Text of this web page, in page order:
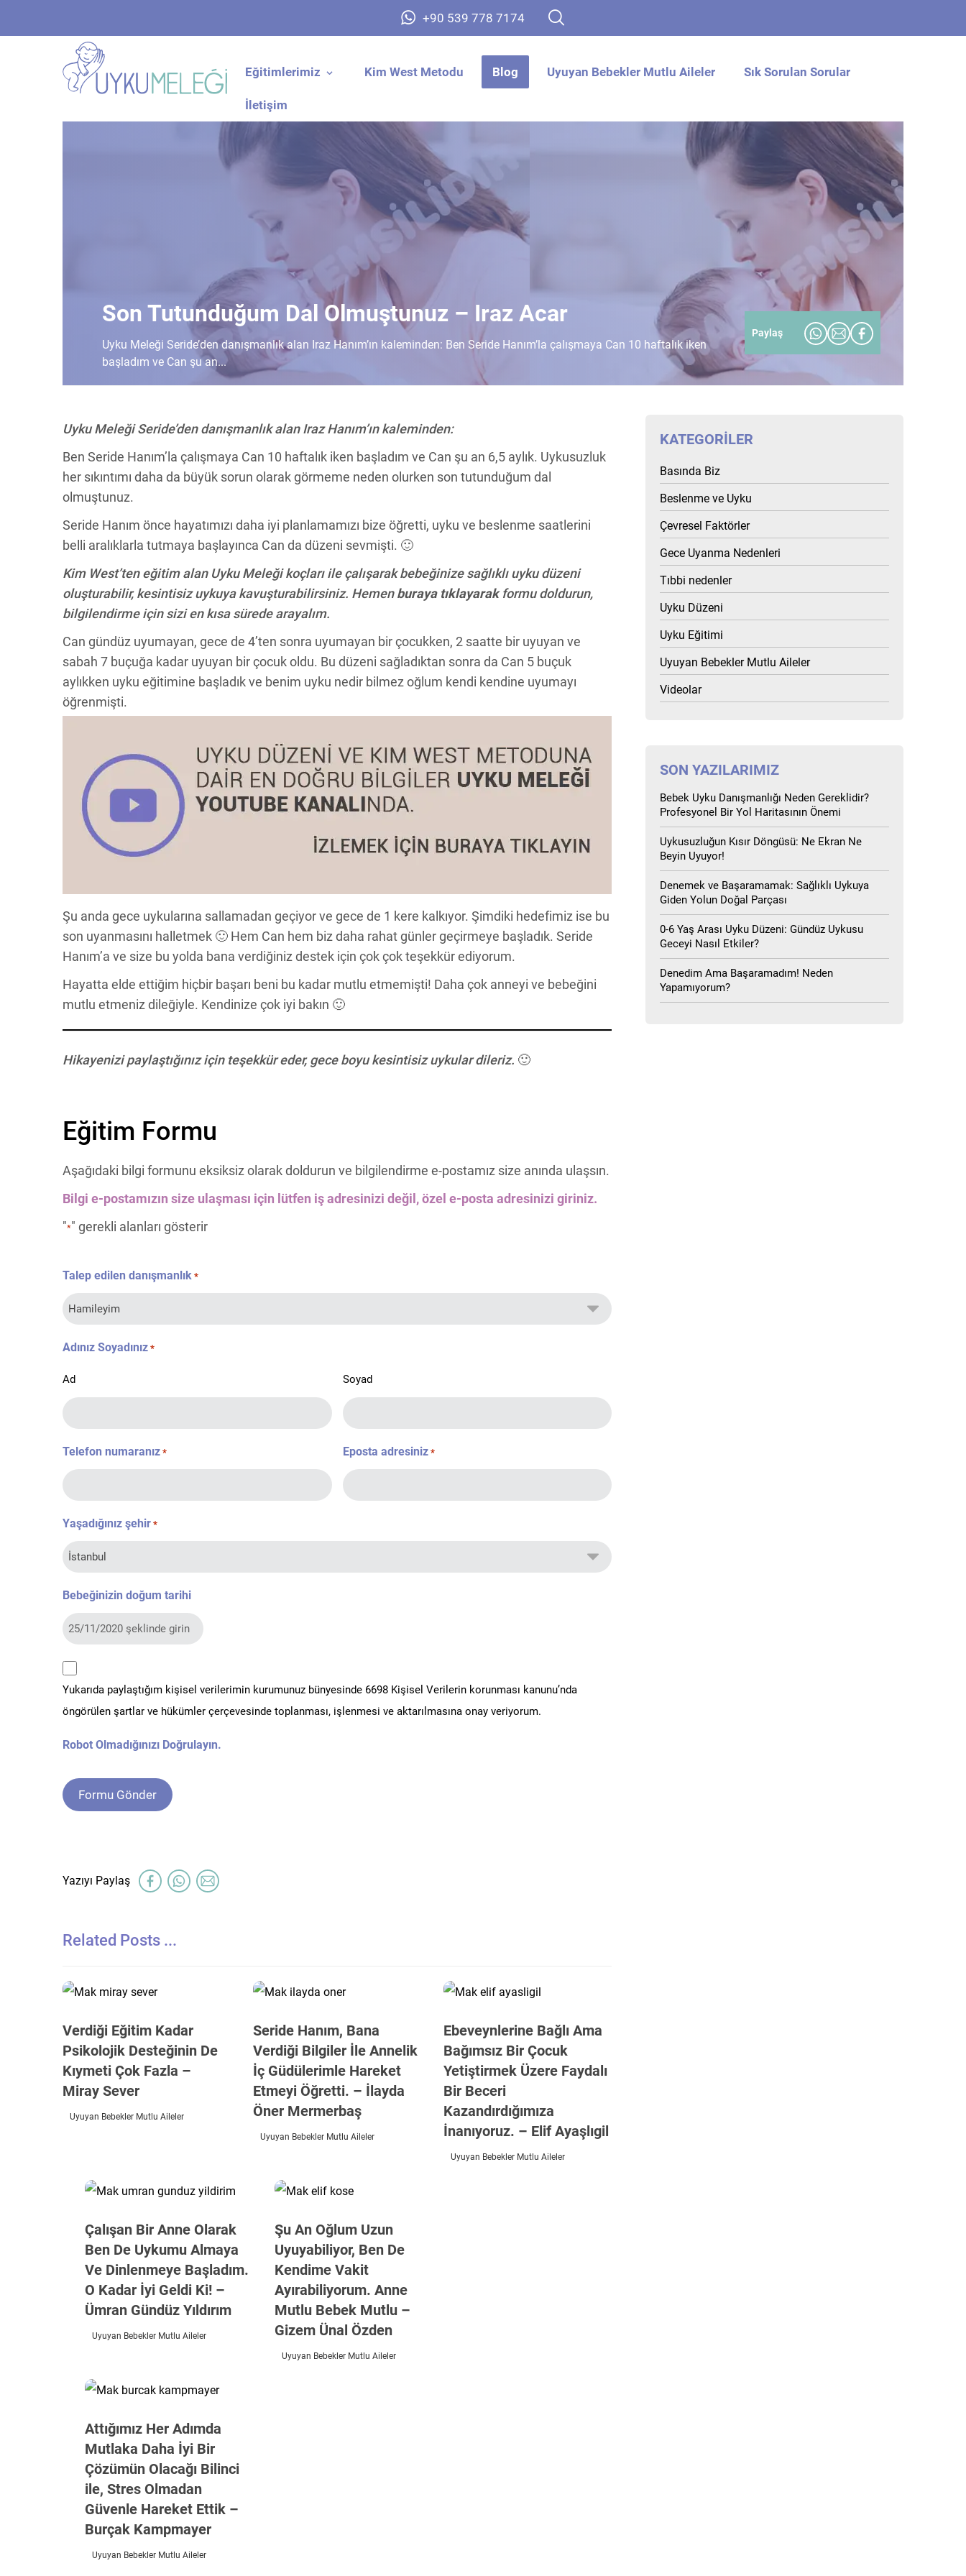
+90 539 778 7174
Eğitimlerimiz Kim West Metodu Blog Uyuyan Bebekler Mutlu Aileler Sık Sorulan Sorular
İletişim
Son Tutunduğum Dal Olmuştunuz – Iraz Acar
Uyku Meleği Seride’den danışmanlık alan Iraz Hanım’ın kaleminden: Ben Seride Hanım’la çalışmaya Can 10 haftalık iken
başladım ve Can şu an...
Paylaş
Uyku Meleği Seride’den danışmanlık alan Iraz Hanım’ın kaleminden:
Ben Seride Hanım’la çalışmaya Can 10 haftalık iken başladım ve Can şu an 6,5 aylık. Uykusuzluk
her sıkıntımı daha da büyük sorun olarak görmeme neden olurken son tutunduğum dal
olmuştunuz.
Seride Hanım önce hayatımızı daha iyi planlamamızı bize öğretti, uyku ve beslenme saatlerini
belli aralıklarla tutmaya başlayınca Can da düzeni sevmişti. 🙂
Kim West’ten eğitim alan Uyku Meleği koçları ile çalışarak bebeğinize sağlıklı uyku düzeni
oluşturabilir, kesintisiz uykuya kavuşturabilirsiniz. Hemenburaya tıklayarakformu doldurun,
bilgilendirme için sizi en kısa sürede arayalım.
Can gündüz uyumayan, gece de 4’ten sonra uyumayan bir çocukken, 2 saatte bir uyuyan ve
sabah 7 buçuğa kadar uyuyan bir çocuk oldu. Bu düzeni sağladıktan sonra da Can 5 buçuk
aylıkken uyku eğitimine başladık ve benim uyku nedir bilmez oğlum kendi kendine uyumayı
öğrenmişti.
Şu anda gece uykularına sallamadan geçiyor ve gece de 1 kere kalkıyor. Şimdiki hedefimiz ise bu
son uyanmasını halletmek 🙂 Hem Can hem biz daha rahat günler geçirmeye başladık. Seride
Hanım’a ve size bu yolda bana verdiğiniz destek için çok çok teşekkür ediyorum.
Hayatta elde ettiğim hiçbir başarı beni bu kadar mutlu etmemişti! Daha çok anneyi ve bebeğini
mutlu etmeniz dileğiyle. Kendinize çok iyi bakın 🙂
Hikayenizi paylaştığınız için teşekkür eder, gece boyu kesintisiz uykular dileriz. 🙂
Eğitim Formu
Aşağıdaki bilgi formunu eksiksiz olarak doldurun ve bilgilendirme e-postamız size anında ulaşsın.
Bilgi e-postamızın size ulaşması için lütfen iş adresinizi değil, özel e-posta adresinizi giriniz.
"*" gerekli alanları gösterir
Talep edilen danışmanlık *
Adınız Soyadınız *
Ad Soyad
Telefon numaranız * Eposta adresiniz *
Yaşadığınız şehir *
Bebeğinizin doğum tarihi
kvkk
*
Yukarıda paylaştığım kişisel verilerimin kurumunuz bünyesinde 6698 Kişisel Verilerin korunması kanunu’nda
öngörülen şartlar ve hükümler çerçevesinde toplanması, işlenmesi ve aktarılmasına onay veriyorum.
Robot Olmadığınızı Doğrulayın.
Related Posts ...
Verdiği Eğitim Kadar
Psikolojik Desteğinin De
Kıymeti Çok Fazla –
Miray Sever
Uyuyan Bebekler Mutlu Aileler
Seride Hanım, Bana
Verdiği Bilgiler İle Annelik
İç Güdülerimle Hareket
Etmeyi Öğretti. – İlayda
Öner Mermerbaş
Uyuyan Bebekler Mutlu Aileler
Ebeveynlerine Bağlı Ama
Bağımsız Bir Çocuk
Yetiştirmek Üzere Faydalı
Bir Beceri
Kazandırdığımıza
İnanıyoruz. – Elif Ayaşlıgil
Uyuyan Bebekler Mutlu Aileler
Çalışan Bir Anne Olarak
Ben De Uykumu Almaya
Ve Dinlenmeye Başladım.
O Kadar İyi Geldi Ki! –
Ümran Gündüz Yıldırım
Uyuyan Bebekler Mutlu Aileler
Şu An Oğlum Uzun
Uyuyabiliyor, Ben De
Kendime Vakit
Ayırabiliyorum. Anne
Mutlu Bebek Mutlu –
Gizem Ünal Özden
Uyuyan Bebekler Mutlu Aileler
Attığımız Her Adımda
Mutlaka Daha İyi Bir
Çözümün Olacağı Bilinci
ile, Stres Olmadan
Güvenle Hareket Ettik –
Burçak Kampmayer
Uyuyan Bebekler Mutlu Aileler
KATEGORILER
Basında Biz
Beslenme ve Uyku
Çevresel Faktörler
Gece Uyanma Nedenleri
Tıbbi nedenler
Uyku Düzeni
Uyku Eğitimi
Uyuyan Bebekler Mutlu Aileler
Videolar
SON YAZILARIMIZ
Bebek Uyku Danışmanlığı Neden Gereklidir?
Profesyonel Bir Yol Haritasının Önemi
Uykusuzluğun Kısır Döngüsü: Ne Ekran Ne
Beyin Uyuyor!
Denemek ve Başaramamak: Sağlıklı Uykuya
Giden Yolun Doğal Parçası
0-6 Yaş Arası Uyku Düzeni: Gündüz Uykusu
Geceyi Nasıl Etkiler?
Denedim Ama Başaramadım! Neden
Yapamıyorum?